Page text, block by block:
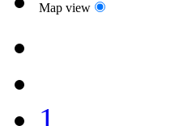
Map view